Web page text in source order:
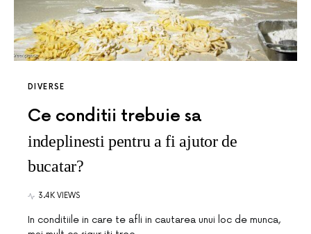
DIVERSE
Ce conditii trebuie sa
indeplinesti pentru a fi ajutor de
bucatar?
3.4K VIEWS
In conditiile in care te afli in cautarea unui loc de munca,